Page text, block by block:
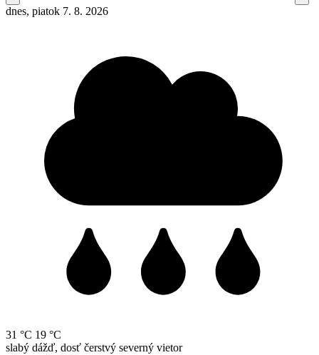
dnes, piatok 7. 8. 2026
31 °C 19 °C
slabý dážď, dosť čerstvý severný vietor